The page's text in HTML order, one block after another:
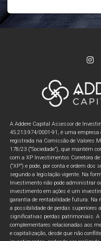
A Addere Capital Assessor de
45.213.974/0001-91, é uma
registrada na Comissão de Valores
178/23 (“Sociedade”), que mantém
com a XP Investimentos Corretora
(“XP”) e pode, por conta e ordem
segundo a legislação vigente. Na
Investimento não pode administrar
investimento em ações é um
garantia de rentabilidade futura. Na
a possibilidade de perdas superiores
significativas perdas patrimoniais. A
complementares relacionadas aos
e capitalização, desde que não